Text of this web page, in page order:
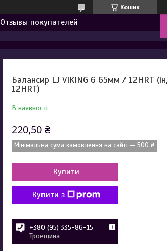
Кошик
Отзывы покупателей
Балансир LJ VIKING 6 65мм / 12HRT
12HRT)
В наявності
220,50 ₴
Мінімальна сума замовлення на сайті — 500 ₴
Купити
Купити з
+380 (95) 335-86-15
Троещина